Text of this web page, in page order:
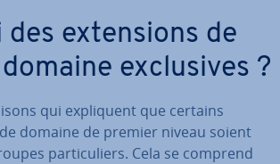
des ex­ten­sions de
ex­clu­sives ?
qui ex­pli­quent que certains
domaine de premier niveau soient
par­ti­cu­liers. Cela se comprend